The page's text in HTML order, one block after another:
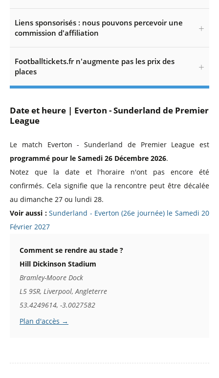
Liens sponsorisés : nous pouvons percevoir une
commission d'affiliation
Footballtickets.fr n'augmente pas les prix des
places
Date et heure | Everton - Sunderland de Premier
League
Le match Everton - Sunderland de Premier League est
programmé pour le Samedi 26 Décembre 2026.
Notez que la date et l'horaire n'ont pas encore été
confirmés. Cela signifie que la rencontre peut être décalée
au dimanche 27 ou lundi 28.
Voir aussi : Sunderland - Everton (26e journée) le Samedi 20
Février 2027
Comment se rendre au stade ?
Hill Dickinson Stadium
Bramley-Moore Dock
L5 9SR, Liverpool, Angleterre
53.4249614, -3.0027582
Plan d'accès →